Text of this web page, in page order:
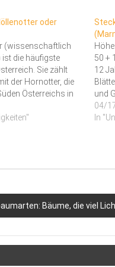
oder
(wissenschaftlich
die häufigste
Sie zählt
der Hornotter, die
Österreichs in
in Kärnten
den heimischen
50 +
12
und
den
04/
In
Bäume, die viel